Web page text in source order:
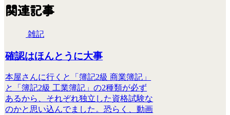
関連記事
雑記
確認はほんとうに大事
本屋さんに行くと「簿記2級 商業簿記」
と「簿記2級 工業簿記」の2種類が必ず
あるから、それぞれ独立した資格試験な
のかと思い込んでました。恐らく、動画